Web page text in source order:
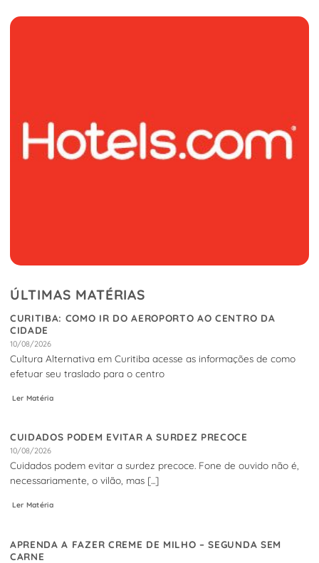
ÚLTIMAS MATÉRIAS
CURITIBA: COMO IR DO AEROPORTO AO CENTRO DA
CIDADE
10/08/2026
Cultura Alternativa em Curitiba acesse as informações de como
efetuar seu traslado para o centro
Ler Matéria
CUIDADOS PODEM EVITAR A SURDEZ PRECOCE
10/08/2026
Cuidados podem evitar a surdez precoce. Fone de ouvido não é,
necessariamente, o vilão, mas [...]
Ler Matéria
APRENDA A FAZER CREME DE MILHO – SEGUNDA SEM
CARNE